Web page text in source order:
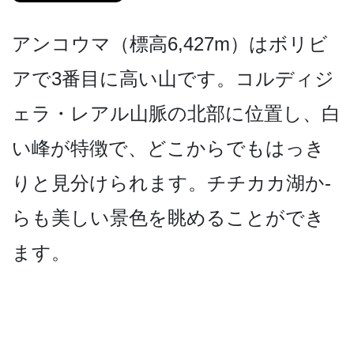
アンコウマ（標高6,427­m）はボリビ
アで3番目に高い山です。コルディジ
ェ­ラ・レアル山脈の北部に位置し、白
い峰が特徴で、ど­こからでもはっき
りと見分けられます。チチカカ湖か­
らも美しい景色を眺めることができ
ます。